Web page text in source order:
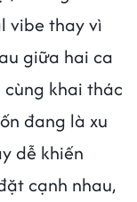
vibe thay vì
giữa hai ca
khai thác
đang là xu
dễ khiến
cạnh nhau,